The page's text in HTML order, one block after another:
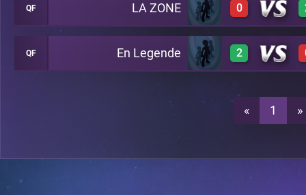
1
1
QF LA ZONE 0
0
QF En Legende 2
« 1 »